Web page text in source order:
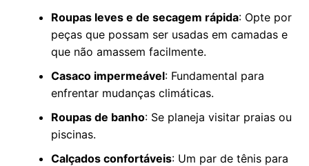
Roupas leves e de secagem rápida: Opte por
peças que possam ser usadas em camadas e
que não amassem facilmente.
Casaco impermeável: Fundamental para
enfrentar mudanças climáticas.
Roupas de banho: Se planeja visitar praias ou
piscinas.
Calçados confortáveis: Um par de tênis para